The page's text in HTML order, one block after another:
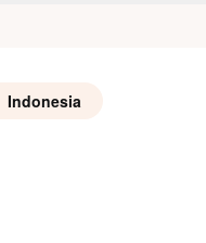
Indonesia